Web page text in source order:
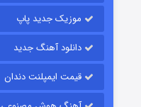
موزیک جدید پاپ
دانلود آهنگ جدید
قیمت ایمپلنت دندان